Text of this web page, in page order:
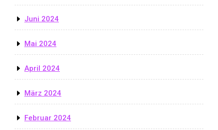
Juni 2024
Mai 2024
April 2024
März 2024
Februar 2024